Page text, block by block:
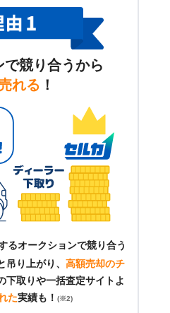
で競り合うから
れる ！
るオークションで競り合う
り上がり、 高額売却のチ
下取りや一括査定サイトよ
た実績も！ (※2)